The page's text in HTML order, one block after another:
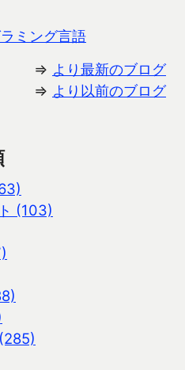
ミング言語
⇒ より最新のブログ
⇒ より以前のブログ
(103)